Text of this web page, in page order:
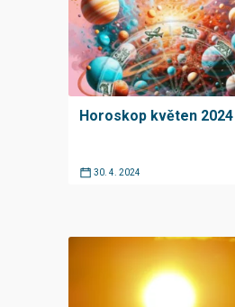
Horoskop květen 2024
30. 4. 2024